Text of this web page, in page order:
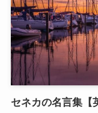
セネカの名言集【